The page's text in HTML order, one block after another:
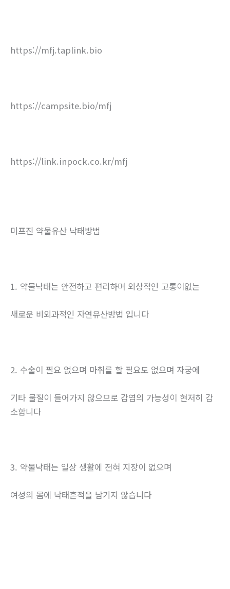
https://mfj.taplink.bio
https://campsite.bio/mfj
https://link.inpock.co.kr/mfj
미프진 약물유산 낙태방법
1. 약물낙태는 안전하고 편리하며 외상적인 고통이없는
새로운 비외과적인 자연유산방법 입니다
2. 수술이 필요 없으며 마취를 할 필요도 없으며 자궁에
기타 물질이 들어가지 않으므로 감염의 가능성이 현저히 감
소합니다
3. 약물낙태는 일상 생활에 전혀 지장이 없으며
여성의 몸에 낙태흔적을 남기지 않습니다